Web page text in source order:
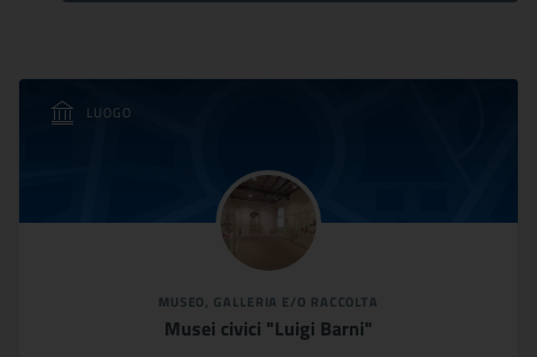
LUOGO
MUSEO, GALLERIA E/O RACCOLTA
Musei civici "Luigi Barni"